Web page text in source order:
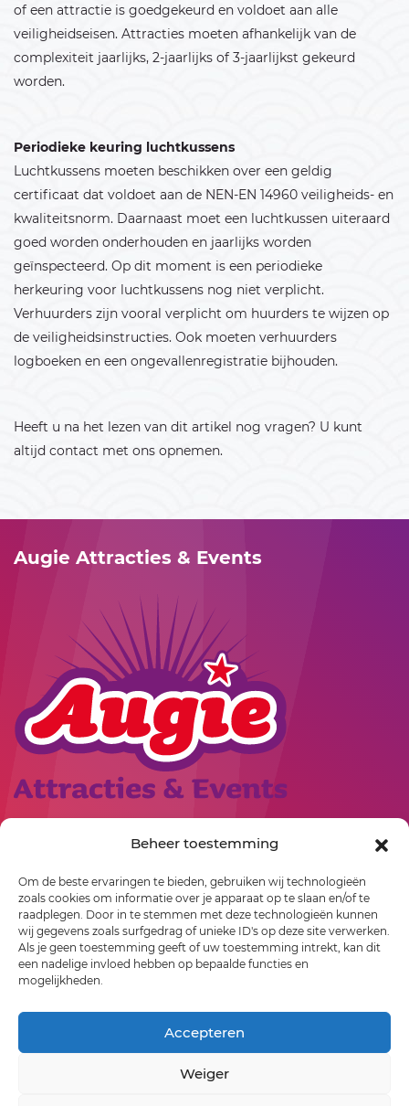
Beheer toestemming
Om de beste ervaringen te bieden, gebruiken wij technologieën
zoals cookies om informatie over je apparaat op te slaan en/of te
raadplegen. Door in te stemmen met deze technologieën kunnen
wij gegevens zoals surfgedrag of unieke ID's op deze site verwerken.
Als je geen toestemming geeft of uw toestemming intrekt, kan dit
een nadelige invloed hebben op bepaalde functies en
mogelijkheden.
Accepteren
Weiger
of een attractie is goedgekeurd en voldoet aan alle
veiligheidseisen. Attracties moeten afhankelijk van de
complexiteit jaarlijks, 2-jaarlijks of 3-jaarlijkst gekeurd
worden.
Periodieke keuring luchtkussens
Luchtkussens moeten beschikken over een geldig
certificaat dat voldoet aan de NEN-EN 14960 veiligheids- en
kwaliteitsnorm. Daarnaast moet een luchtkussen uiteraard
goed worden onderhouden en jaarlijks worden
geïnspecteerd. Op dit moment is een periodieke
herkeuring voor luchtkussens nog niet verplicht.
Verhuurders zijn vooral verplicht om huurders te wijzen op
de veiligheidsinstructies. Ook moeten verhuurders
logboeken en een ongevallenregistratie bijhouden.
Heeft u na het lezen van dit artikel nog vragen? U kunt
altijd contact met ons opnemen.
Augie Attracties & Events
06-23529163
info@augie.nl
©2026 Augie Attracties & Events